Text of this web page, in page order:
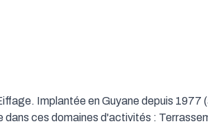
Implantée en Guyane depuis 1977
ces domaines d'activités :